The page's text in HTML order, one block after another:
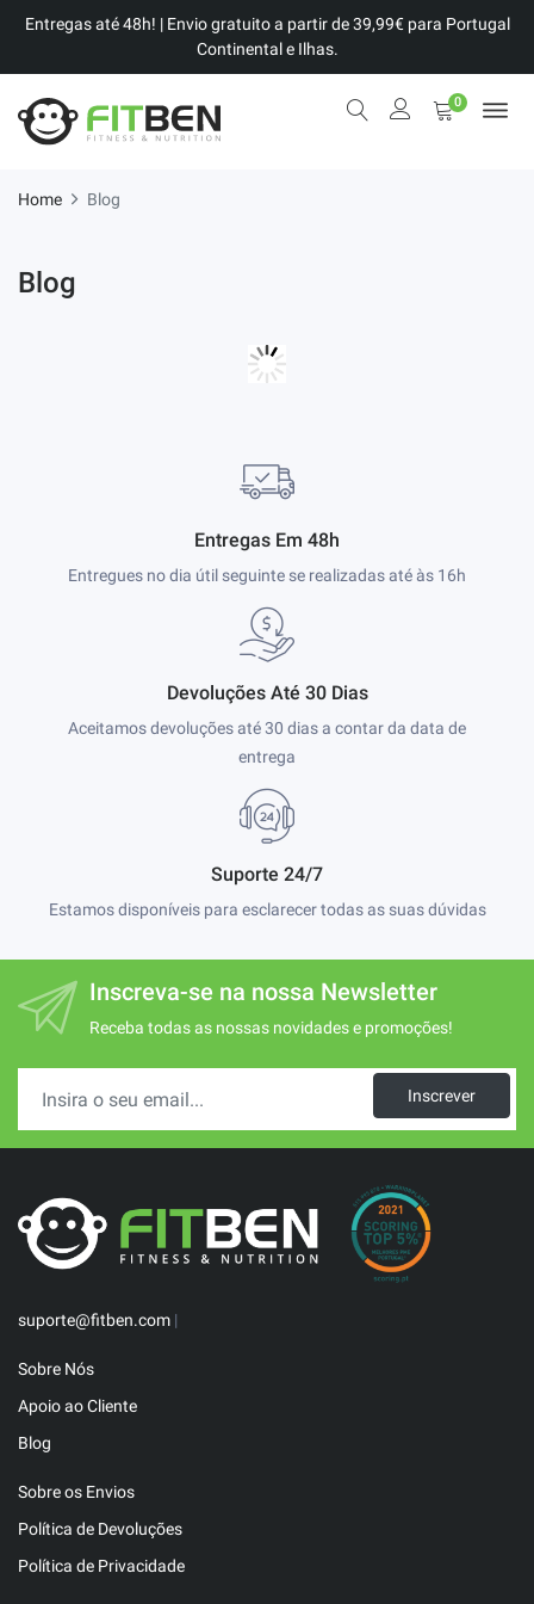
Entregas até 48h! | Envio gratuito a partir de 39,99€ para Portugal
Continental e Ilhas.
0
Home Blog
Blog
Entregas Em 48h
Entregues no dia útil seguinte se realizadas até às 16h
Devoluções Até 30 Dias
Aceitamos devoluções até 30 dias a contar da data de
entrega
Suporte 24/7
Estamos disponíveis para esclarecer todas as suas dúvidas
Inscreva-se na nossa Newsletter
Receba todas as nossas novidades e promoções!
Inscrever
suporte@fitben.com |
Sobre Nós
Apoio ao Cliente
Blog
Sobre os Envios
Política de Devoluções
Política de Privacidade